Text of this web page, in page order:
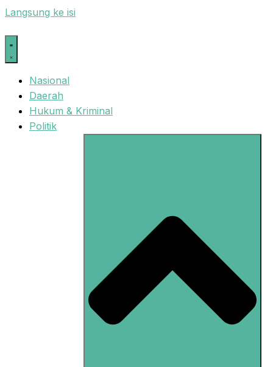
Langsung ke isi
Nasional
Daerah
Hukum & Kriminal
Politik